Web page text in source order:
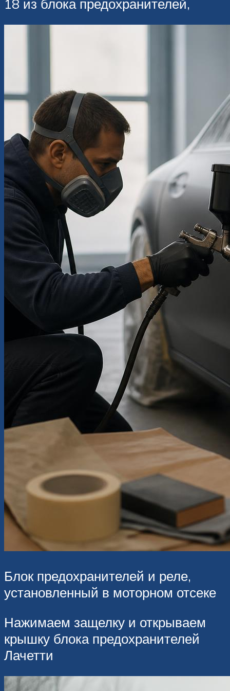
18 из блока предохранителей,
Блок предохранителей и реле,
установленный в моторном отсеке
Нажимаем защелку и открываем
крышку блока предохранителей
Лачетти